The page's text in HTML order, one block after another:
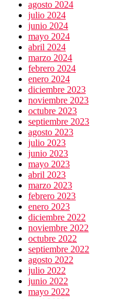
agosto 2024
julio 2024
junio 2024
mayo 2024
abril 2024
marzo 2024
febrero 2024
enero 2024
diciembre 2023
noviembre 2023
octubre 2023
septiembre 2023
agosto 2023
julio 2023
junio 2023
mayo 2023
abril 2023
marzo 2023
febrero 2023
enero 2023
diciembre 2022
noviembre 2022
octubre 2022
septiembre 2022
agosto 2022
julio 2022
junio 2022
mayo 2022